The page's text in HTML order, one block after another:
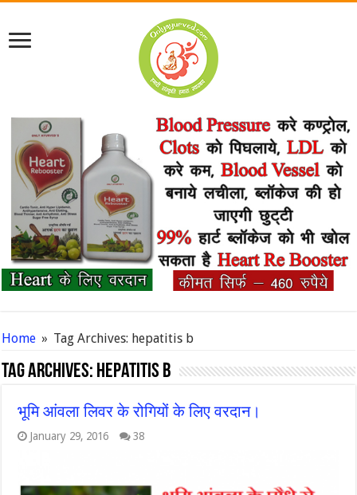
Home » Tag Archives: hepatitis b
Tag Archives: hepatitis b
भूमि आंवला लिवर के रोगियों के लिए वरदान।
January 29, 2016 38